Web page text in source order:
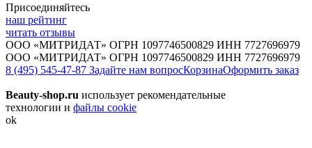
Присоединяйтесь
наш рейтинг
читать отзывы
ООО «МИТРИДАТ» ОГРН 1097746500829 ИНН 7727696979
ООО «МИТРИДАТ» ОГРН 1097746500829 ИНН 7727696979
8 (495) 545-47-87 Задайте нам вопросКорзинаОформить заказ
Beauty-shop.ru использует рекомендательные
технологии и файлы cookie
ok